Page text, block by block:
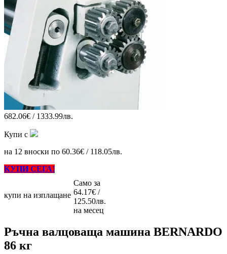
682.06€ / 1333.99лв.
Купи с
на 12 вноски по 60.36€ / 118.05лв.
КУПИ СЕГА!
купи на изплащане
Само за
64.17€ /
125.50лв.
на месец
Ръчна валцоваща машина BERNARDO
86 кг